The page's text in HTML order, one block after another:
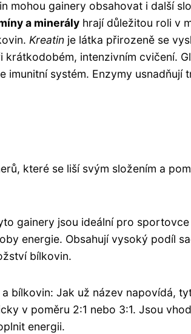
mohou gainery obsahovat i ​​další
a minerály hrají důležitou roli v
Kreatin je látka přirozeně se
intenzivním cvičení.
imunitní systém. Enzymy usnadňují
které se liší svým složením a
gainery jsou ideální pro
energie. Obsahují vysoký podíl
bílkovin.
bílkovin: Jak už název napovídá,
v poměru 2:1 nebo 3:1. Jsou
energii.